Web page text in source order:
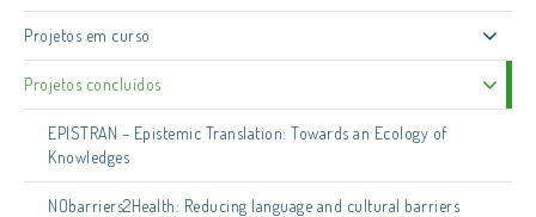
Projetos em curso
Projetos concluídos
EPISTRAN – Epistemic Translation: Towards an Ecology of
Knowledges
NObarriers2Health: Reducing language and cultural barriers